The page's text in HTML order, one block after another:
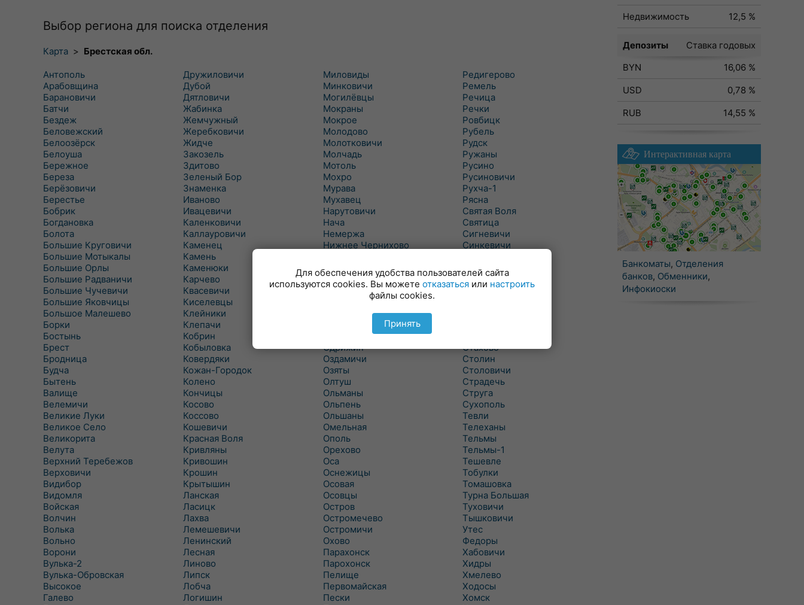
Выбор региона для поиска отделения
Карта > Брестская обл.
Антополь
Арабовщина
Барановичи
Батчи
Бездеж
Беловежский
Белоозёрск
Белоуша
Бережное
Береза
Берёзовичи
Берестье
Бобрик
Богдановка
Болота
Большие Круговичи
Большие Мотыкалы
Большие Орлы
Большие Радваничи
Большие Чучевичи
Большие Яковчицы
Большое Малешево
Борки
Бостынь
Брест
Бродница
Будча
Бытень
Валище
Велемичи
Великие Луки
Великое Село
Великорита
Велута
Верхний Теребежов
Верховичи
Видибор
Видомля
Войская
Волчин
Волька
Вольно
Ворони
Вулька-2
Вулька-Обровская
Высокое
Галево
Дружиловичи
Дубой
Дятловичи
Жабинка
Жемчужный
Жеребковичи
Жидче
Закозель
Здитово
Зеленый Бор
Знаменка
Иваново
Ивацевичи
Каленковичи
Каллауровичи
Каменец
Камень
Каменюки
Карчево
Квасевичи
Киселевцы
Клейники
Клепачи
Кобрин
Кобыловка
Ковердяки
Кожан-Городок
Колено
Кончицы
Косово
Коссово
Кошевичи
Красная Воля
Кривляны
Кривошин
Крошин
Крытышин
Ланская
Ласицк
Лахва
Лемешевичи
Ленинский
Лесная
Линово
Липск
Лобча
Логишин
Миловиды
Минковичи
Могилёвцы
Мокраны
Мокрое
Молодово
Молотковичи
Молчадь
Мотоль
Мохро
Мурава
Мухавец
Нарутовичи
Нача
Немержа
Нижнее Чернихово
Новицковичи
Новоселки
Новые Засимовичи
Новые Лыщицы
Оберовщина
Одрижин
Оздамичи
Озяты
Олтуш
Ольманы
Ольпень
Ольшаны
Омельная
Ополь
Орехово
Оса
Оснежицы
Осовая
Осовцы
Остров
Остромечево
Остромичи
Охово
Парахонск
Парохонск
Пелище
Первомайская
Пески
Редигерово
Ремель
Речица
Речки
Ровбицк
Рубель
Рудск
Ружаны
Русино
Русиновичи
Рухча-1
Рясна
Святая Воля
Святица
Сигневичи
Синкевичи
Снитово
Соколово
Сочивки
Стахово
Столин
Столовичи
Страдечь
Струга
Сухополь
Тевли
Телеханы
Тельмы
Тельмы-1
Тешевле
Тобулки
Томашовка
Турна Большая
Туховичи
Тышковичи
Утес
Федоры
Хабовичи
Хидры
Хмелево
Ходосы
Хомск
Недвижимость
12,5 %
Депозиты
Ставка годовых
BYN
16,06 %
USD
0,78 %
RUB
14,55 %
Интерактивная карта
Банкоматы, Отделения
банков, Обменники,
Инфокиоски
Для обеспечения удобства пользователей сайта
используются cookies. Вы можете отказаться или настроить
файлы cookies.
Принять